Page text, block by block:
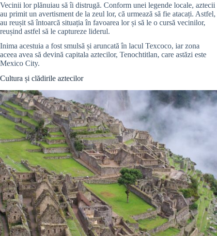
Vecinii lor plănuiau să îi distrugă. Conform unei legende locale, aztecii
au primit un avertisment de la zeul lor, că urmează să fie atacați. Astfel,
au reușit să întoarcă situația în favoarea lor și să le o cursă vecinilor,
reușind astfel să le captureze liderul.
Inima acestuia a fost smulsă și aruncată în lacul Texcoco, iar zona
aceea avea să devină capitala aztecilor, Tenochtitlan, care astăzi este
Mexico City.
Cultura și clădirile aztecilor